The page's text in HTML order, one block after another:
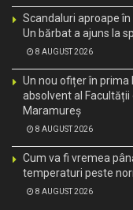
Scandaluri aproape
Un bărbat a ajuns la
8 AUGUST 2026
Un nou ofițer în prima
absolvent al Facultății
Maramureș
8 AUGUST 2026
Cum va fi vremea
temperaturi peste
8 AUGUST 2026